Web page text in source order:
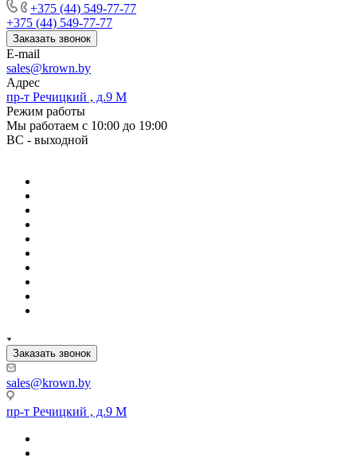
+375 (44) 549-77-77
+375 (44) 549-77-77
Заказать звонок
E-mail
sales@krown.by
Адрес
пр-т Речицкий , д.9 М
Режим работы
Мы работаем с 10:00 до 19:00
ВС - выходной
Заказать звонок
sales@krown.by
пр-т Речицкий , д.9 М